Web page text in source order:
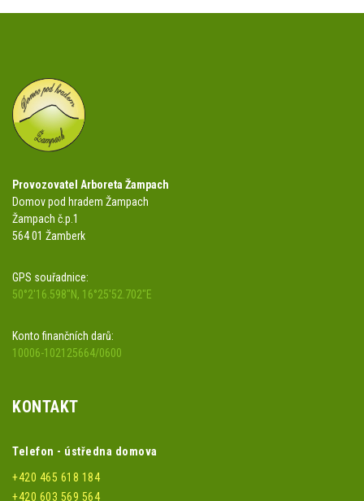
Provozovatel Arboreta Žampach
Domov pod hradem Žampach
Žampach č.p.1
564 01 Žamberk
GPS souřadnice:
50°2'16.598"N, 16°25'52.702"E
Konto finančních darů:
10006-102125664/0600
KONTAKT
Telefon - ústředna domova
+420 465 618 184
+420 603 569 564